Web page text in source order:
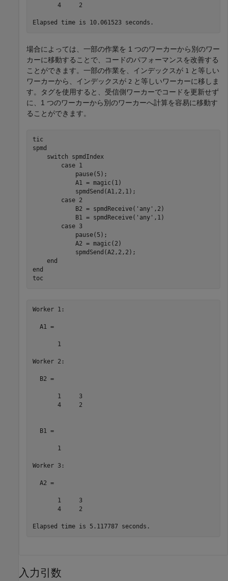
       4     2
Elapsed time is 10.061523 seconds.
場合によっては、一部の作業を 1 つのワーカーから別のワー
カーに移動することで、コードのパフォーマンスを改善する
ことができます。一部の作業を、インデックスが 1 と等しい
ワーカーから、インデックスが 2 と等しいワーカーに移しま
す。タグを使用すると、受信側ワーカーでコードを更新せず
に、1 つのワーカーから別のワーカーへ計算を容易に移動す
ることができます。
spmd
switch spmdIndex
case 1
            pause(5);
            A1 = magic(1)
            spmdSend(A1,2,1);
case 2
            B2 = spmdReceive(
'any' ,2)
            B1 = spmdReceive(
'any' ,1)
case 3
            pause(5);
            A2 = magic(2)
            spmdSend(A2,2,2);
end
end
toc
Worker 1:
  A1 =
       1
Worker 2:
  B2 =
       1     3
       4     2
  B1 =
       1
Worker 3:
  A2 =
       1     3
       4     2
Elapsed time is 5.117787 seconds.
入力引数